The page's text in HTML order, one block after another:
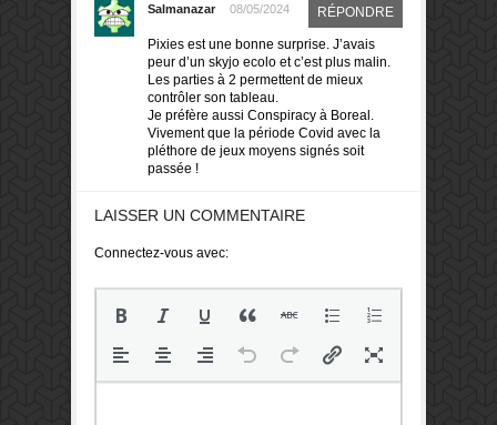
Salmanazar 08/05/2024 RÉPONDRE
Pixies est une bonne surprise. J’avais
peur d’un skyjo ecolo et c’est plus malin.
Les parties à 2 permettent de mieux
contrôler son tableau.
Je préfère aussi Conspiracy à Boreal.
Vivement que la période Covid avec la
pléthore de jeux moyens signés soit
passée !
LAISSER UN COMMENTAIRE
Connectez-vous avec: